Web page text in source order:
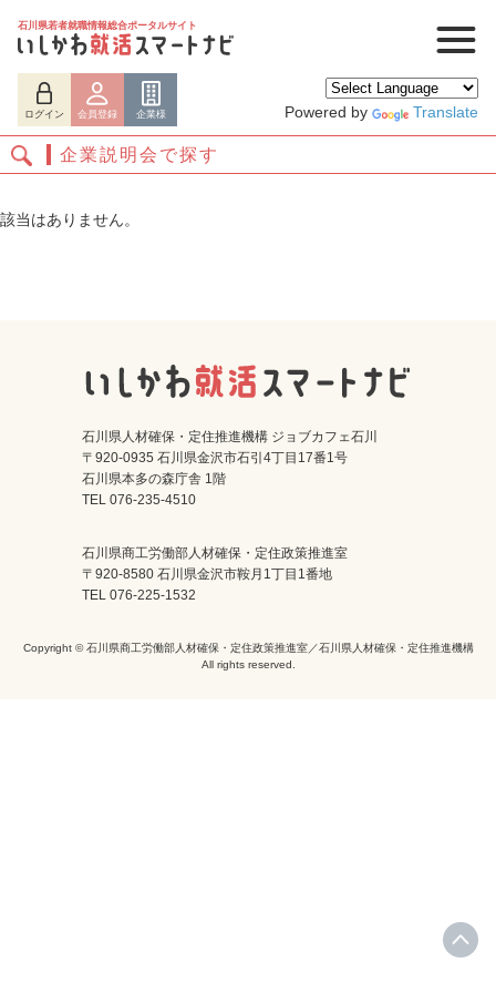
石川県若者就職情報総合ポータルサイト
ログイン 会員登録 企業様 Powered by Translate
ログイン 会員登録
企業説明会で探す
該当はありません。
石川県人材確保・定住推進機構 ジョブカフェ石川
〒920-0935 石川県金沢市石引4丁目17番1号
石川県本多の森庁舎 1階
TEL 076-235-4510
石川県商工労働部人材確保・定住政策推進室
〒920-8580 石川県金沢市鞍月1丁目1番地
TEL 076-225-1532
Copyright © 石川県商工労働部人材確保・定住政策推進室／石川県人材確保・定住推進機構
All rights reserved.